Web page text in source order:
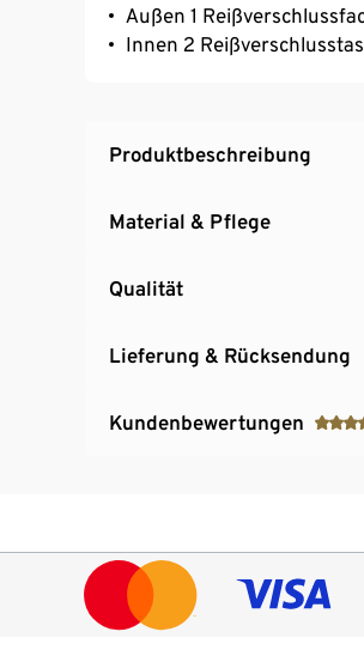
Außen 1
Innen 2
Produktbeschreibung
Material & Pflege
Qualität
Lieferung & Rücksendung
Kundenbewertungen